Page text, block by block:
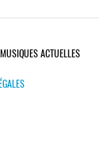
ACTUELLES